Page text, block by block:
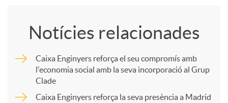
m
Notícies relacionades
Caixa Enginyers reforça el seu compromís amb
l'economia social amb la seva incorporació al Grup
Clade
Caixa Enginyers reforça la seva presència a Madrid